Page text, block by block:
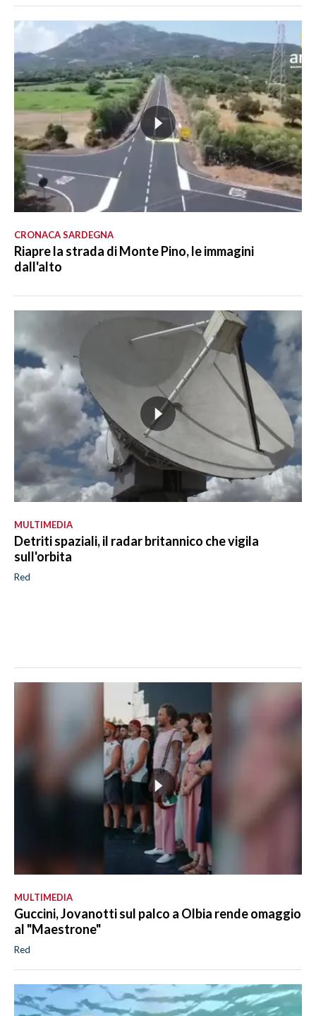
CRONACA SARDEGNA
Riapre la strada di Monte Pino, le immagini
dall'alto
MULTIMEDIA
Detriti spaziali, il radar britannico che vigila
sull'orbita
Red
MULTIMEDIA
Guccini, Jovanotti sul palco a Olbia rende omaggio
al "Maestrone"
Red